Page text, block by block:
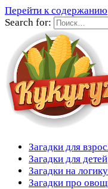
Перейти к содержанию
Search for:
Загадки для
Загадки для детей
Загадки на логику
Загадки про